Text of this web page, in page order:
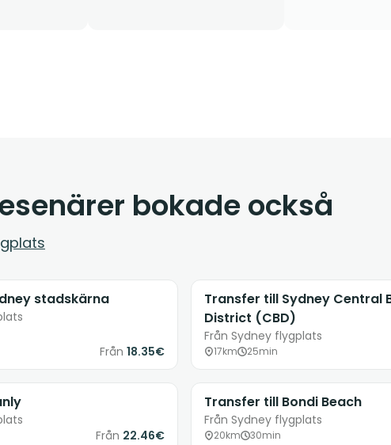
bokade också
stadskärna
Från 18.35€
Transfer till Sydney Central
District (CBD)
Från Sydney flygplats
17km 25min
Från 22.46€
Transfer till Bondi Beach
Från Sydney flygplats
20km 30min